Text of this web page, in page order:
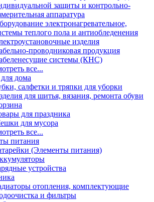
защиты и контрольно-
аппаратура
электронагревательное,
теплого пола и антиобледенения
изделия
проводниковая продукция
системы (КНС)
все...
дома
салфетки и тряпки для уборки
для шитья, вязания, ремонта обуви
для праздника
для мусора
все...
питания
(Элементы питания)
устройства
отопления, комплектующие
и фильтры